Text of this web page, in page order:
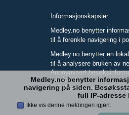
Informasjonskapsler
Medley.no benytter
til å forenkle navigering i
Medley.no benytter en
til å analysere bruken av
Anonymisert
kun lokalt.
Full IP-adresse blir ikke
Medley.no benytter
navigering på siden.
full IP-adresse
Ikke vis denne meldingen igjen.